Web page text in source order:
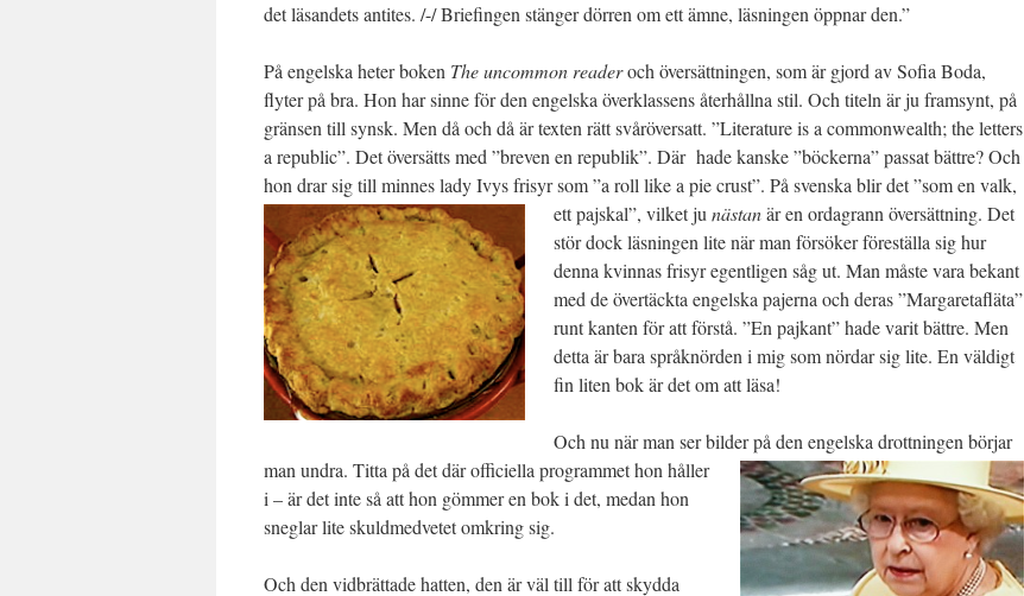
det läsandets antites. /-/ Briefingen stänger dörren om ett ämne, läsningen öppnar den.”
På engelska heter boken The uncommon readeroch översättningen, som är gjord av Sofia Boda,
flyter på bra. Hon har sinne för den engelska överklassens återhållna stil. Och titeln är ju framsynt, på
gränsen till synsk. Men då och då är texten rätt svåröversatt. ”Literature is a commonwealth; the letters
a republic”. Det översätts med ”breven en republik”. Där hade kanske ”böckerna” passat bättre? Och
hon drar sig till minnes lady Ivys frisyr som ”a roll like a pie crust”. På svenska blir det ”som en valk,
ett pajskal”, vilket ju nästanär en ordagrann översättning. Det
stör dock läsningen lite när man försöker föreställa sig hur
denna kvinnas frisyr egentligen såg ut. Man måste vara bekant
med de övertäckta engelska pajerna och deras ”Margaretafläta”
runt kanten för att förstå. ”En pajkant” hade varit bättre. Men
detta är bara språknörden i mig som nördar sig lite. En väldigt
fin liten bok är det om att läsa!
Och nu när man ser bilder på den engelska drottningen börjar
man undra. Titta på det där officiella programmet hon håller
i – är det inte så att hon gömmer en bok i det, medan hon
sneglar lite skuldmedvetet omkring sig.
Och den vidbrättade hatten, den är väl till för att skydda